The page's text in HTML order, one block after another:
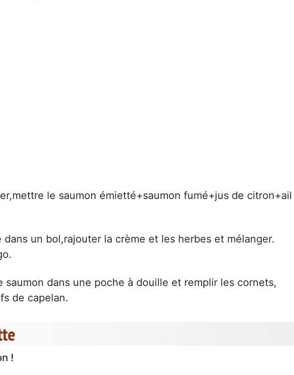
le saumon émietté+saumon fumé+jus de citron+ail
dans un bol,rajouter la crème et les herbes et mélanger.
saumon dans une poche à douille et remplir les cornets,
de capelan.
!